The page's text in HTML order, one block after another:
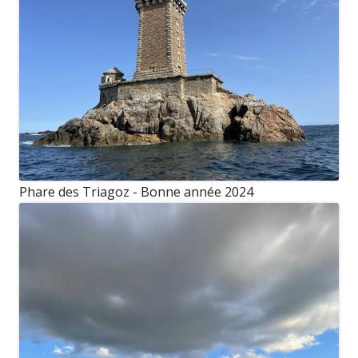
Phare des Triagoz - Bonne année 2024